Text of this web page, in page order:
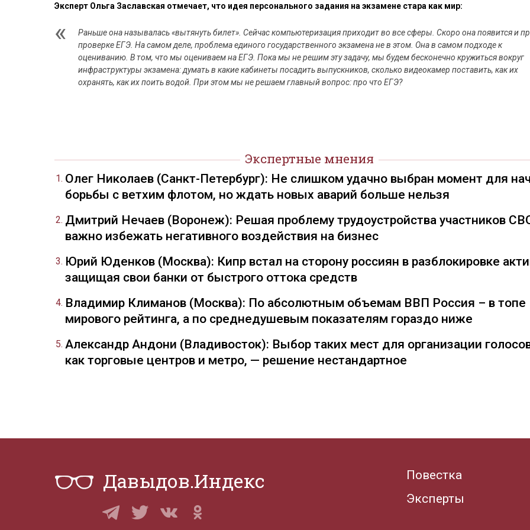
Эксперт Ольга Заславская отмечает, что идея персонального задания на экзамене стара как мир:
Раньше она называлась «вытянуть билет». Сейчас компьютеризация приходит во все сферы. Скоро она появится и
проверке ЕГЭ. На самом деле, проблема единого государственного экзамена не в этом. Она в самом подходе к
оцениванию. В том, что мы оцениваем на ЕГЭ. Пока мы не решим эту задачу, мы будем бесконечно кружиться вокруг
инфраструктуры экзамена: думать в какие кабинеты посадить выпускников, сколько видеокамер поставить, как их
охранять, как их поить водой. При этом мы не решаем главный вопрос: про что ЕГЭ?
Экспертные мнения
Олег Николаев (Санкт-Петербург): Не слишком удачно выбран момент для
борьбы с ветхим флотом, но ждать новых аварий больше нельзя
Дмитрий Нечаев (Воронеж): Решая проблему трудоустройства участников
важно избежать негативного воздействия на бизнес
Юрий Юденков (Москва): Кипр встал на сторону россиян в разблокировке
защищая свои банки от быстрого оттока средств
Владимир Климанов (Москва): По абсолютным объемам ВВП Россия – в топе
мирового рейтинга, а по среднедушевым показателям гораздо ниже
Александр Андони (Владивосток): Выбор таких мест для организации
как торговые центров и метро, — решение нестандартное
Давыдов.Индекс
Повестка
Эксперты